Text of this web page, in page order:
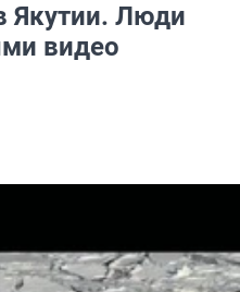
Якутии. Люди
видео